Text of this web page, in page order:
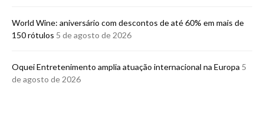
World Wine: aniversário com descontos de até 60% em mais de
150 rótulos 5 de agosto de 2026
Oquei Entretenimento amplia atuação internacional na Europa 5
de agosto de 2026